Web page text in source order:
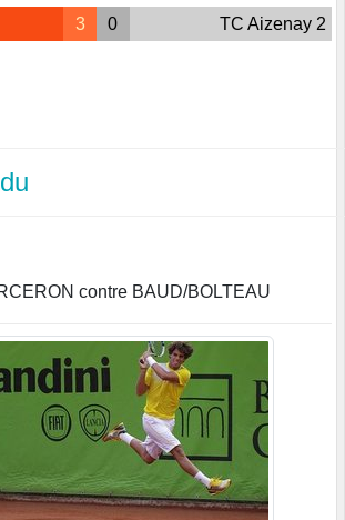
3 0 TC Aizenay 2
contre BAUD/BOLTEAU